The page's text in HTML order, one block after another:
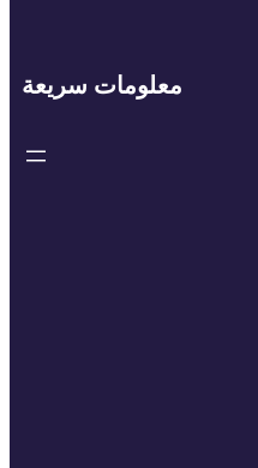
معلومات سريعة